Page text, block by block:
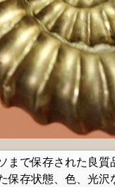
まで保存された良質
保存状態、色、光沢